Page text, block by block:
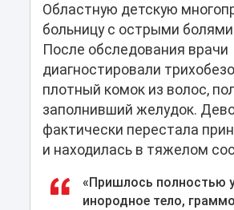
Областную детскую
больницу с острыми
После обследования врачи
диагностировали
плотный комок из волос,
заполнивший желудок.
фактически перестала
и находилась в тяжелом
«Пришлось полностью
инородное тело,